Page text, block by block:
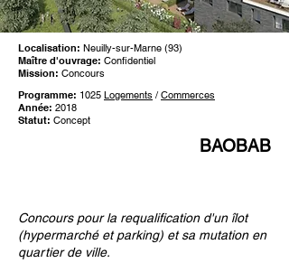
Localisation: Neuilly-sur-Marne (93)
Maître d'ouvrage: Confidentiel
Mission: Concours
Programme: 1025 Logements / Commerces
Année: 2018
Statut: Concept
BAOBAB
Concours pour la requalification d'un îlot
(hypermarché et parking) et sa mutation en
quartier de ville.